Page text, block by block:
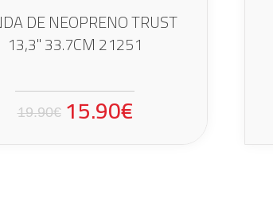
DE NEOPRENO TRUST
13,3" 33.7CM 21251
19.90€ 15.90€